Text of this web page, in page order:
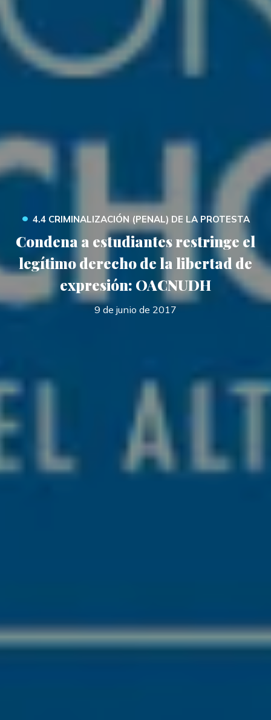
• 4.4 CRIMINALIZACIÓN (PENAL) DE LA PROTESTA
Condena a estudiantes restringe el
legítimo derecho de la libertad de
expresión: OACNUDH
9 de junio de 2017